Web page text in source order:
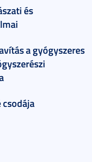
és
a gyógyszeres
csodája